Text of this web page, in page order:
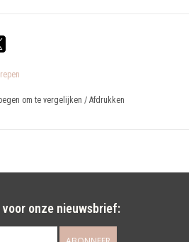
om te vergelijken / Afdrukken
voor onze nieuwsbrief: